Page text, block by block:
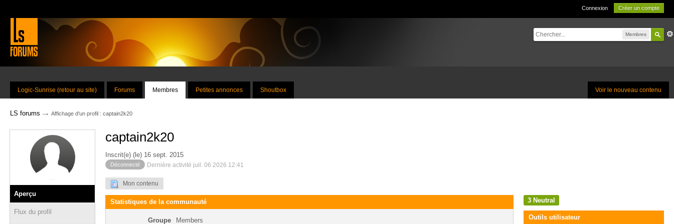
Connexion Créer un compte
Membres
Voir le nouveau contenu
Logic-Sunrise (retour au site) Forums Membres Petites annonces Shoutbox
LS forums → Affichage d'un profil : captain2k20
Aperçu
Flux du profil
captain2k20
Inscrit(e) (le) 16 sept. 2015
Déconnecté Dernière activité juil. 06 2026 12:41
Mon contenu
Statistiques de la communauté
Groupe Members
3 Neutral
Outils utilisateur